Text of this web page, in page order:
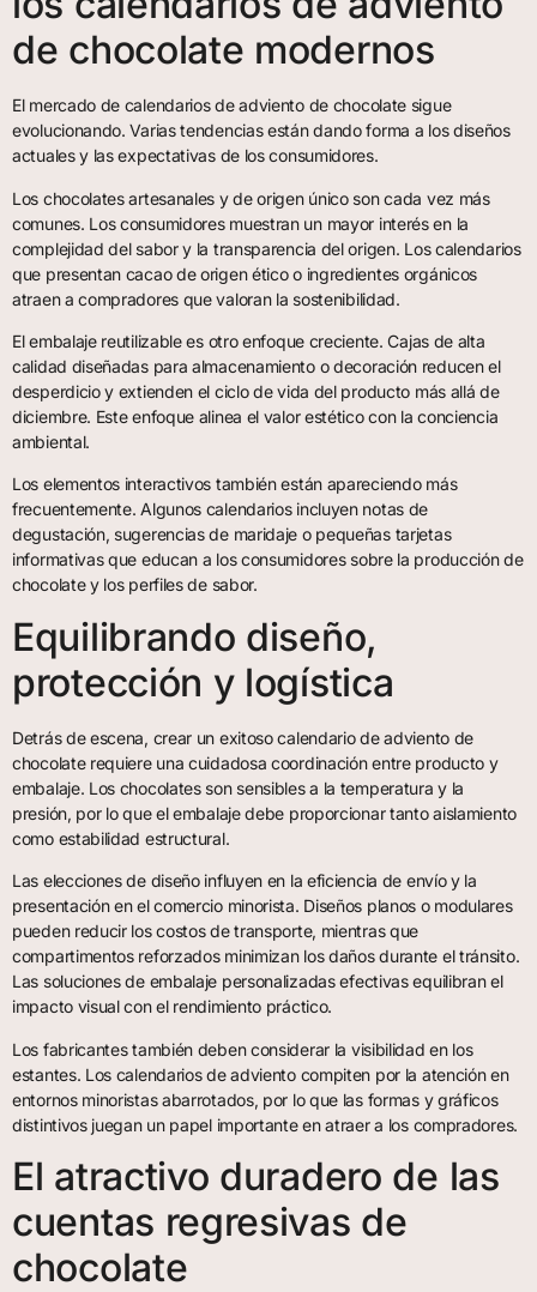
de chocolate modernos
El mercado de calendarios de adviento de chocolate sigue
evolucionando. Varias tendencias están dando forma a los diseños
actuales y las expectativas de los consumidores.
Los chocolates artesanales y de origen único son cada vez más
comunes. Los consumidores muestran un mayor interés en la
complejidad del sabor y la transparencia del origen. Los calendarios
que presentan cacao de origen ético o ingredientes orgánicos
atraen a compradores que valoran la sostenibilidad.
El embalaje reutilizable es otro enfoque creciente. Cajas de alta
calidad diseñadas para almacenamiento o decoración reducen el
desperdicio y extienden el ciclo de vida del producto más allá de
diciembre. Este enfoque alinea el valor estético con la conciencia
ambiental.
Los elementos interactivos también están apareciendo más
frecuentemente. Algunos calendarios incluyen notas de
degustación, sugerencias de maridaje o pequeñas tarjetas
informativas que educan a los consumidores sobre la producción de
chocolate y los perfiles de sabor.
Equilibrando diseño,
protección y logística
Detrás de escena, crear un exitoso calendario de adviento de
chocolate requiere una cuidadosa coordinación entre producto y
embalaje. Los chocolates son sensibles a la temperatura y la
presión, por lo que el embalaje debe proporcionar tanto aislamiento
como estabilidad estructural.
Las elecciones de diseño influyen en la eficiencia de envío y la
presentación en el comercio minorista. Diseños planos o modulares
pueden reducir los costos de transporte, mientras que
compartimentos reforzados minimizan los daños durante el tránsito.
Las soluciones de embalaje personalizadas efectivas equilibran el
impacto visual con el rendimiento práctico.
Los fabricantes también deben considerar la visibilidad en los
estantes. Los calendarios de adviento compiten por la atención en
entornos minoristas abarrotados, por lo que las formas y gráficos
distintivos juegan un papel importante en atraer a los compradores.
El atractivo duradero de las
cuentas regresivas de
chocolate